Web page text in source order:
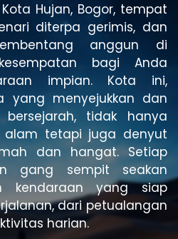
Hujan, Bogor, tempat
diterpa gerimis, dan
anggun di
bagi Anda
impian. Kota ini,
yang menyejukkan dan
tidak hanya
alam tetapi juga denyut
dan hangat. Setiap
gang sempit seakan
kendaraan yang siap
dari petualangan
harian.